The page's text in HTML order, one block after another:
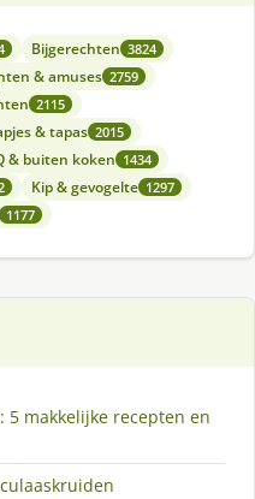
Bijgerechten 3824
& amuses 2759
2115
& tapas 2015
& buiten koken 1434
Kip & gevogelte 1297
1177
5 makkelijke recepten en